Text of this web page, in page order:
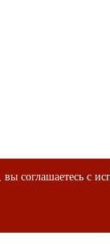
соглашаетесь с